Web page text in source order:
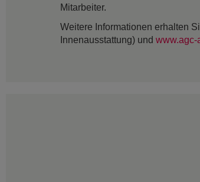
Mitarbeiter.
Weitere Informationen erhalten
Innenausstattung) und www.agc-